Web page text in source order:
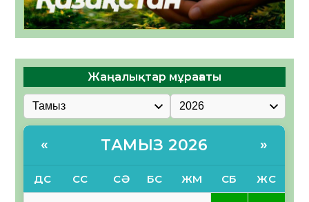
Жаңалықтар мұрағаты
« ТАМЫЗ 2026 »
ДС СС СӘ БС ЖМ СБ ЖС